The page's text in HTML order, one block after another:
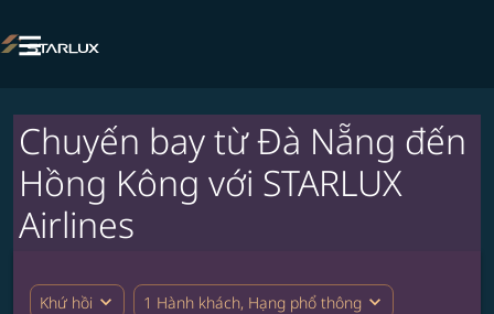

Chuyến bay từ Đà Nẵng đến
Hồng Kông với STARLUX
Airlines
Khứ hồi expand_more 1 Hành khách, Hạng phổ thông expand_more